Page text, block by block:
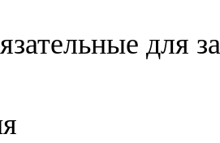
для